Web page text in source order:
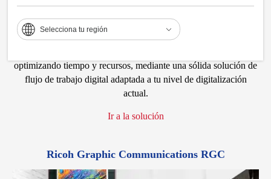
Selecciona tu región
optimizando tiempo y recursos, mediante una sólida solución de
flujo de trabajo digital adaptada a tu nivel de digitalización
actual.
Ir a la solución
Ricoh Graphic Communications RGC